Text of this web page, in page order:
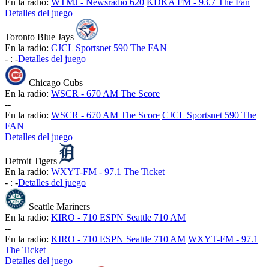
En la radio: WTMJ - Newsradio 620 KDKA FM - 93.7 The Fan
Detalles del juego
Toronto Blue Jays
En la radio: CJCL Sportsnet 590 The FAN
- : -Detalles del juego
Chicago Cubs
En la radio: WSCR - 670 AM The Score
--
En la radio: WSCR - 670 AM The Score CJCL Sportsnet 590 The
FAN
Detalles del juego
Detroit Tigers
En la radio: WXYT-FM - 97.1 The Ticket
- : -Detalles del juego
Seattle Mariners
En la radio: KIRO - 710 ESPN Seattle 710 AM
--
En la radio: KIRO - 710 ESPN Seattle 710 AM WXYT-FM - 97.1
The Ticket
Detalles del juego